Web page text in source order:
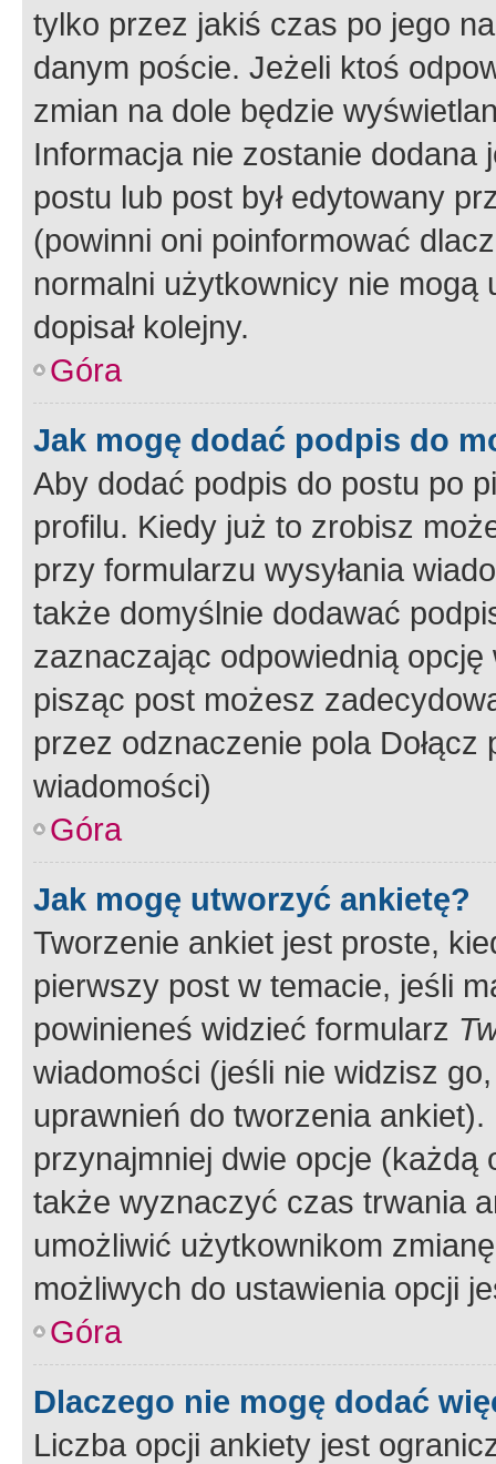
tylko przez jakiś czas po jego
danym poście. Jeżeli ktoś
zmian na dole będzie
Informacja nie zostanie dodana
postu lub post był edytowany
(powinni oni poinformować
normalni użytkownicy nie
dopisał kolejny.
Góra
Jak mogę dodać podpis do
Aby dodać podpis do postu po
profilu. Kiedy już to zrobisz
przy formularzu wysyłania
także domyślnie dodawać
zaznaczając odpowiednią
pisząc post możesz
przez odznaczenie pola
wiadomości)
Góra
Jak mogę utworzyć ankietę?
Tworzenie ankiet jest proste,
pierwszy post w temacie, jeśli
powinieneś widzieć formularz
wiadomości (jeśli nie widzisz
uprawnień do tworzenia
przynajmniej dwie opcje
także wyznaczyć czas trwania
umożliwić użytkownikom
możliwych do ustawienia opcji
Góra
Dlaczego nie mogę dodać
Liczba opcji ankiety jest